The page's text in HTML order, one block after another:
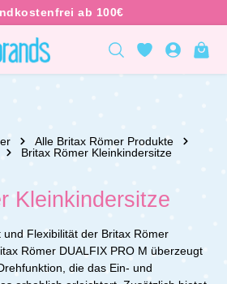
Alle Britax Römer Produkte
Britax Römer Kleinkindersitze
Kleinkindersitze
und Flexibilität der Britax Römer
Römer DUALFIX PRO M überzeugt
die das Ein- und